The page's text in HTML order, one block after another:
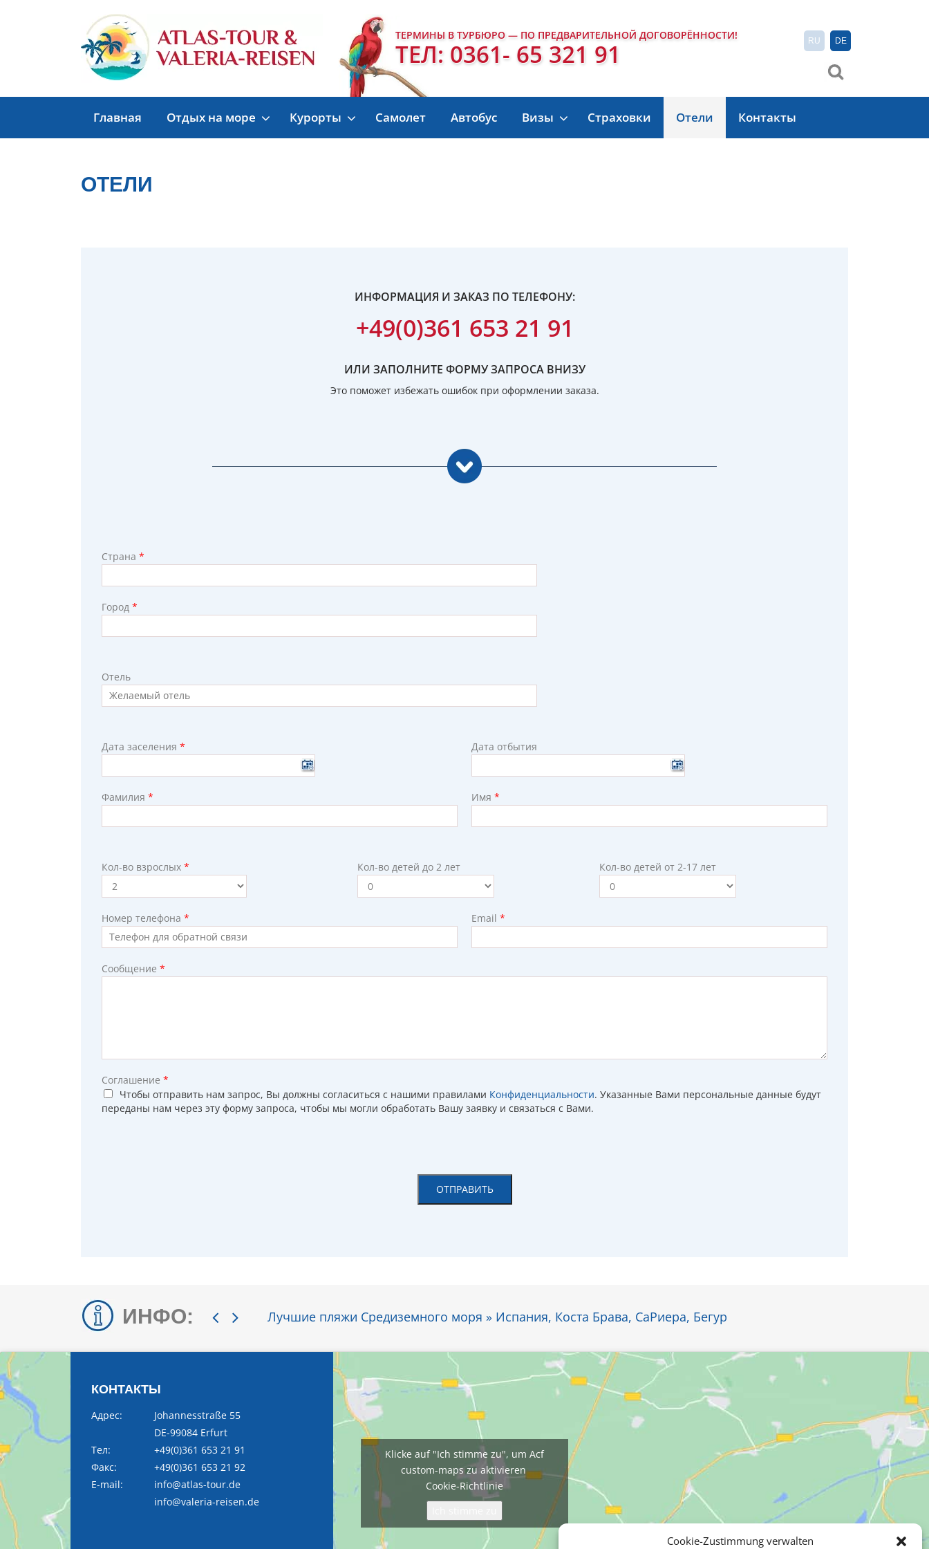
Cookie-Zustimmung verwalten
ТЕРМИНЫ В ТУРБЮРО — ПО ПРЕДВАРИТЕЛЬНОЙ ДОГОВОРЁННОСТИ!
ТЕЛ: 0361- 65 321 91 RU DE
Главная Отдых на море Курорты Самолет Автобус Визы Страховки Отели Контакты
ОТЕЛИ
ИНФОРМАЦИЯ И ЗАКАЗ ПО ТЕЛЕФОНУ:
+49(0)361 653 21 91
ИЛИ ЗАПОЛНИТЕ ФОРМУ ЗАПРОСА ВНИЗУ
Это поможет избежать ошибок при оформлении заказа.
Страна *
Город *
Отель
Дата заселения * Дата отбытия
Фамилия * Имя *
Кол-во взрослых * Кол-во детей до 2 лет Кол-во детей от 2-17 лет
Номер телефона * Email *
Сообщение *
Соглашение *
Чтобы отправить нам запрос, Вы должны согласиться с нашими правилами Конфиденциальности. Указанные Вами персональные данные будут
переданы нам через эту форму запроса, чтобы мы могли обработать Вашу заявку и связаться с Вами.
ОТПРАВИТЬ
ИНФО: Лучшие пляжи Средиземного моря » Испания, Коста Брава, СаРиера, Бегур
Klicke auf "Ich stimme zu", um Acf
custom-maps zu aktivieren
Cookie-Richtlinie
КОНТАКТЫ
Адрес:
Johannesstraße 55
DE-99084 Erfurt
Тел:
+49(0)361 653 21 91
Факс:
+49(0)361 653 21 92
E-mail:
info@atlas-tour.de
info@valeria-reisen.de